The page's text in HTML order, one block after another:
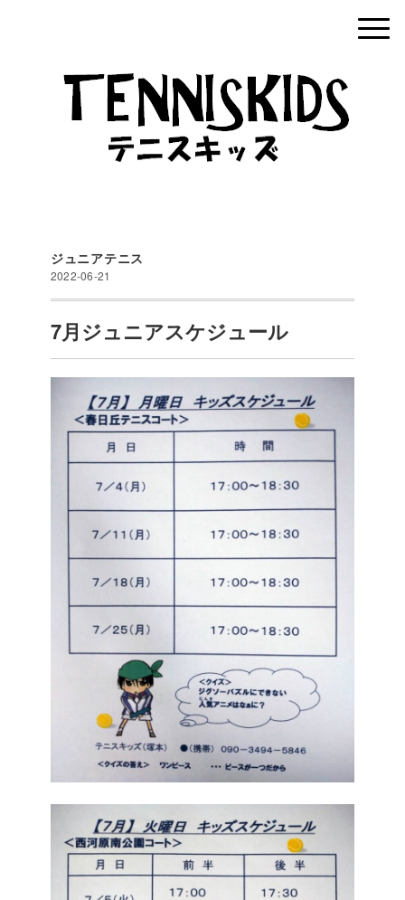
ジュニアテニス
2022-06-21
7月ジュニアスケジュール